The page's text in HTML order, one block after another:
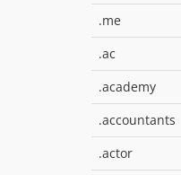
.me
.ac
.academy
.accountants
.actor